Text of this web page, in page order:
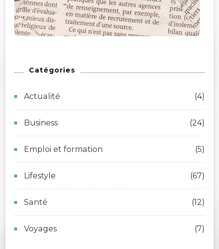
Catégories
Actualité (4)
Business (24)
Emploi et formation (5)
Lifestyle (67)
Santé (12)
Voyages (7)